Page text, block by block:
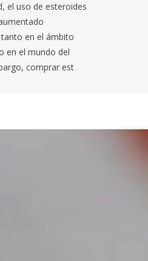
el uso de esteroides
en el ámbito
en el mundo del
comprar est